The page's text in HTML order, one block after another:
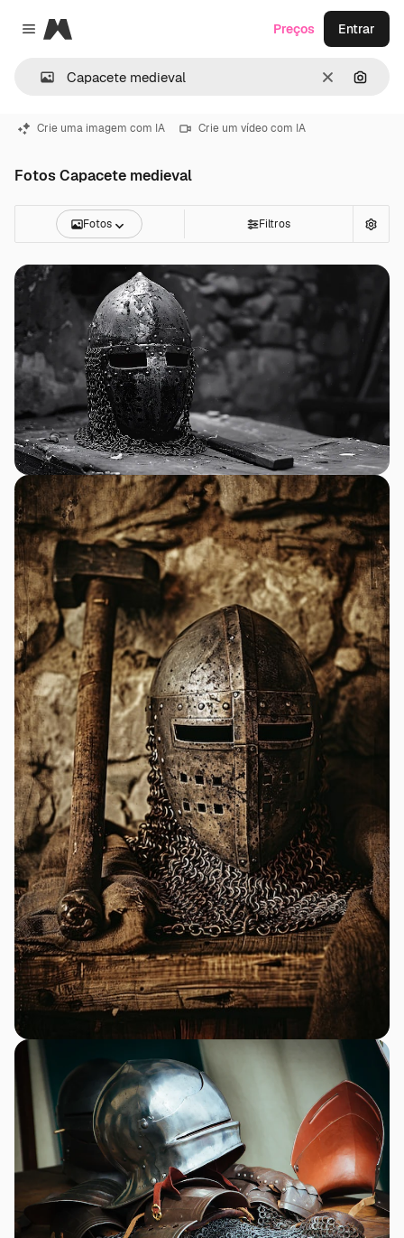
Close menu
Magnific
Limpar
Preços Entrar
Crie uma imagem com IA Crie um vídeo com IA
Fotos Capacete medieval
Fotos Filtros